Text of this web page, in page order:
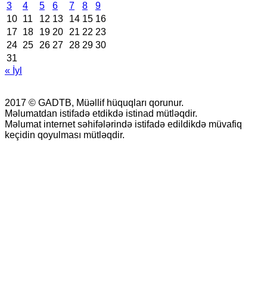
3
4 5 6 7 8
9
10 11 12 13 14 15 16
17 18 19 20 21 22 23
24 25 26 27 28 29 30
31
« İyl
2017 © GADTB, Müəllif hüquqları qorunur.
Məlumatdan istifadə etdikdə istinad mütləqdir.
Məlumat internet səhifələrində istifadə edildikdə müvafiq
keçidin qoyulması mütləqdir.